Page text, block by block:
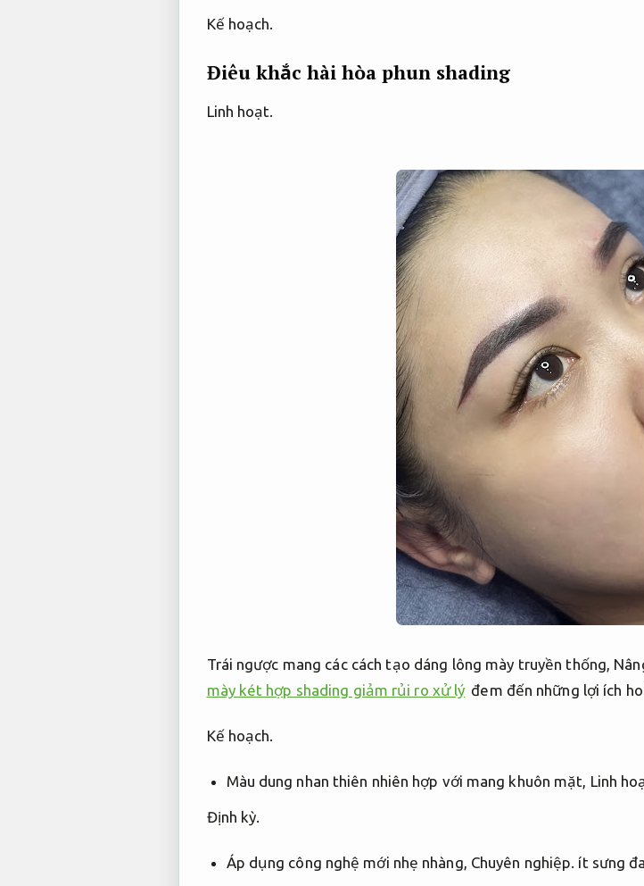
Kế hoạch.
Điêu khắc hài hòa phun shading
Linh hoạt.
Trái ngược mang các cách tạo dáng lông mày truyền thống,
mày két hợp shading giảm rủi ro xử lý đem đến những lợi ích
Kế hoạch.
Màu dung nhan thiên nhiên hợp với mang khuôn mặt, Linh
Định kỳ.
Áp dụng công nghệ mới nhẹ nhàng, Chuyên nghiệp. ít sưng